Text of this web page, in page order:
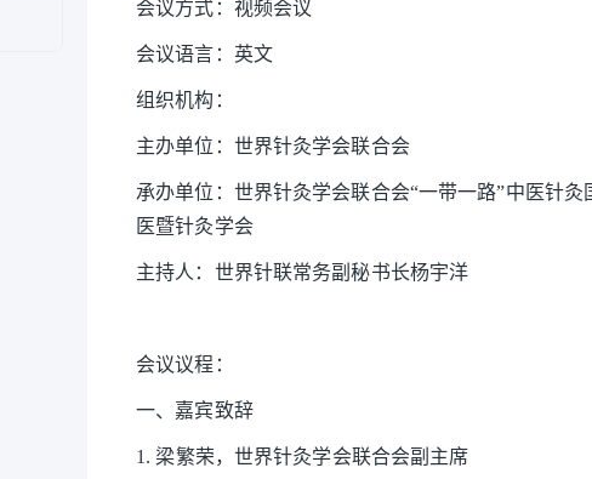
会议方式：视频会议
会议语言：英文
组织机构：
主办单位：世界针灸学会联合会
承办单位：世界针灸学会联合会“一带一路”中医针
医暨针灸学会
主持人：世界针联常务副秘书长杨宇洋
会议议程：
一、嘉宾致辞
1. 梁繁荣，世界针灸学会联合会副主席